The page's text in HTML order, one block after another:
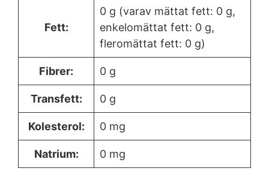
Fett:
0 g (varav mättat fett: 0 g,
enkelomättat fett: 0 g,
fleromättat fett: 0 g)
Fibrer: 0 g
Transfett: 0 g
Kolesterol: 0 mg
Natrium: 0 mg